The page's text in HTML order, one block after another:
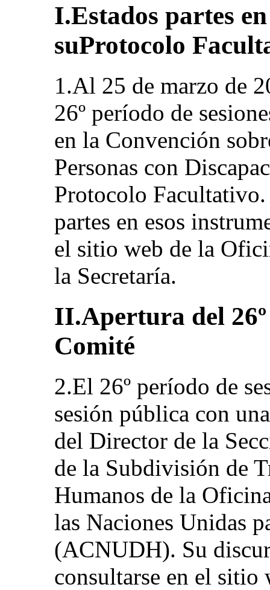
I.Estados partes
suProtocolo
1.Al 25 de marzo de
26º período de
en la Convención
Personas con
Protocolo
partes en esos
el sitio web de la
la Secretaría.
II.Apertura del 26º
Comité
2.El 26º período de
sesión pública con
del Director de la
de la Subdivisión de
Humanos de la
las Naciones Unidas
(ACNUDH). Su
consultarse en el sitio